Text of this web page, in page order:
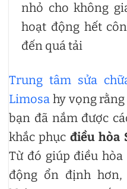
nhỏ cho không
hoạt động hết
đến quá tải
Trung tâm sửa
Limosa hy vọng
bạn đã nắm được
khắc phục điều hòa
Từ đó giúp điều hòa
động ổn định